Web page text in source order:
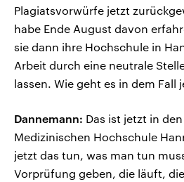
Plagiatsvorwürfe jetzt
habe Ende August davon
sie dann ihre Hochschule in
Arbeit durch eine neutrale
lassen. Wie geht es in dem Fall
Dannemann: Das ist jetzt in
Medizinischen Hochschule
jetzt das tun, was man tun
Vorprüfung geben, die läuft,